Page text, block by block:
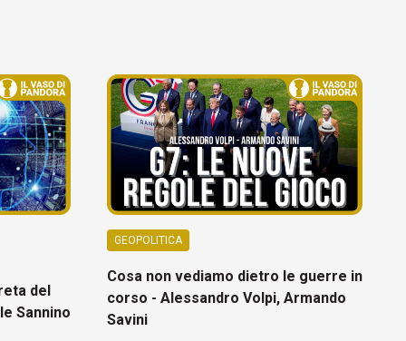
del
Sannino
GEOPOLITICA
Cosa non vediamo dietro le guerre in
corso - Alessandro Volpi, Armando
Savini